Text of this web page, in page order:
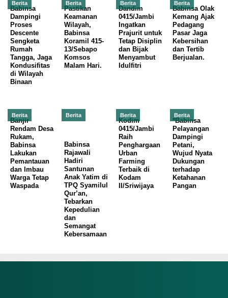
Berita
Babinsa
Dampingi
Proses
Descente
Sengketa
Rumah
Tangga, Jaga
Kondusifitas
di Wilayah
Binaan
Berita
Pastikan
Keamanan
Wilayah,
Babinsa
Koramil 415-
13/Sebapo
Komsos
Malam Hari.
Berita
Dandim
0415/Jambi
Ingatkan
Prajurit untuk
Tetap Disiplin
dan Bijak
Menyambut
Idulfitri
Berita
Babinsa Olak
Kemang Ajak
Pedagang
Pasar Jaga
Kebersihan
dan Tertib
Berjualan.
Berita
Banjir
Rendam Desa
Rukam,
Babinsa
Lakukan
Pemantauan
dan Imbau
Warga Tetap
Waspada
Berita
Babinsa
Rajawali
Hadiri
Santunan
Anak Yatim di
TPQ Syamilul
Qur’an,
Tebarkan
Kepedulian
dan
Semangat
Kebersamaan
Berita
Kodim
0415/Jambi
Raih
Penghargaan
Urban
Farming
Terbaik di
Kodam
II/Sriwijaya
Berita
*Babinsa
Pelayangan
Dampingi
Petani,
Wujud Nyata
Dukungan
terhadap
Ketahanan
Pangan